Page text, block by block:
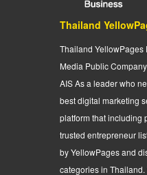
Thailand
Thailand YellowPages
Media Public
AIS As a leader who
best digital marketing
platform that including
trusted entrepreneur
by YellowPages and
categories in